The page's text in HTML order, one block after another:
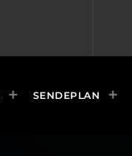
SENDEPLAN